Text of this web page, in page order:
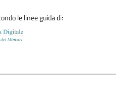
le linee guida di: